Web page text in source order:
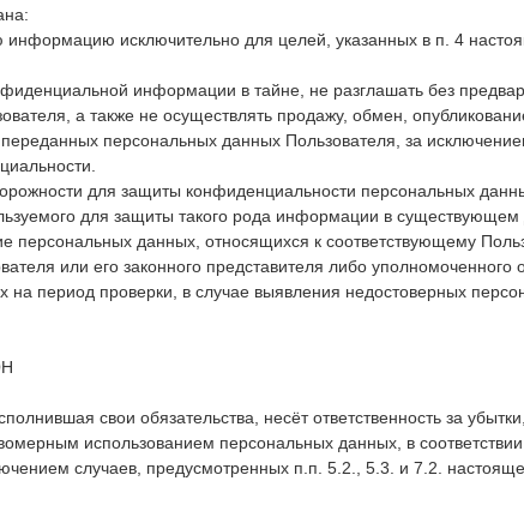
информацию исключительно для целей, указанных в п. 4
информации в тайне, не разглашать без
а также не осуществлять продажу, обмен,
персональных данных Пользователя, за
для защиты конфиденциальности персональных
для защиты такого рода информации в существующем
персональных данных, относящихся к соответствующему
или его законного представителя либо уполномоченного
на период проверки, в случае выявления недостоверных
свои обязательства, несёт ответственность за
использованием персональных данных, в соответствии
случаев, предусмотренных п.п. 5.2., 5.3. и 7.2.